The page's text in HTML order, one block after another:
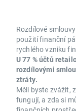
Rozdílové
použití finanční
rychlého vzniku
U 77 % účtů
rozdílovými
ztráty.
Měli byste zvážit,
fungují, a zda si